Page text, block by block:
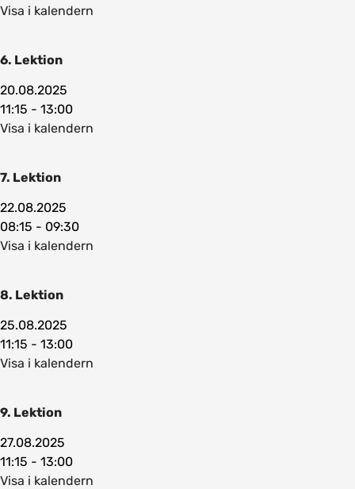
Visa i kalendern
6. Lektion
20.08.2025
11:15 - 13:00
Visa i kalendern
7. Lektion
22.08.2025
08:15 - 09:30
Visa i kalendern
8. Lektion
25.08.2025
11:15 - 13:00
Visa i kalendern
9. Lektion
27.08.2025
11:15 - 13:00
Visa i kalendern